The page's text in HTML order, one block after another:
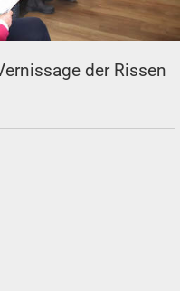
der Rissen